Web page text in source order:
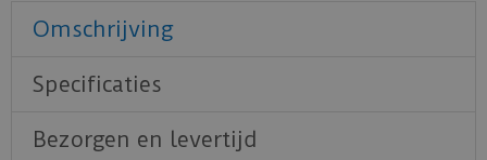
Omschrijving
Specificaties
Bezorgen en levertijd